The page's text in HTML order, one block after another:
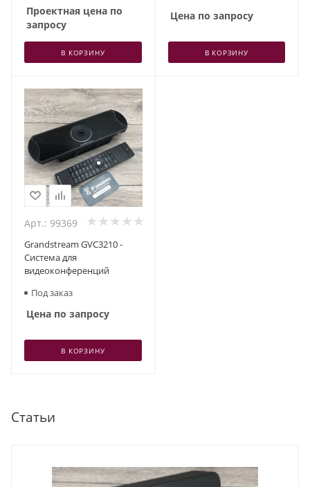
Проектная цена по
запросу
В КОРЗИНУ
Цена по запросу
В КОРЗИНУ
Арт.: 99369
Grandstream GVC3210 -
Система для
видеоконференций
Под заказ
Цена по запросу
В КОРЗИНУ
Статьи